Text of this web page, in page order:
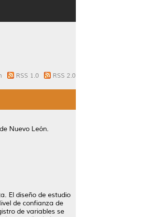
RSS 1.0 RSS 2.0
Nuevo León.
El diseño de estudio
de confianza de
de variables se